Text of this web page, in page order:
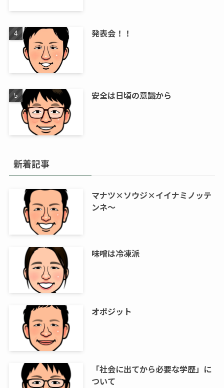
発表会！！
安全は日頃の意識から
新着記事
マナツ×ソウジ×イイナミノッテ
ンネ～
味噌は冷凍派
オポジット
「社会に出てから必要な学歴」に
ついて